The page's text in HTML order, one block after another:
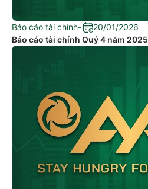
Báo cáo tài chính-
20/01/2026
Báo cáo tài chính Quý 4 năm 2025